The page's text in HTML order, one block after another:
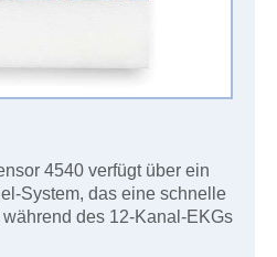
4540 verfügt über ein
System, das eine schnelle
des 12-Kanal-EKGs